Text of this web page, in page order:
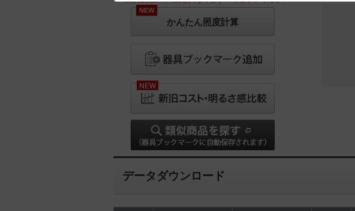
NEW
かんたん照度計算
データダウンロード